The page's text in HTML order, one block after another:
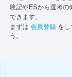
験記やESから選考の
できます。
まずは 会員登録 を
う。